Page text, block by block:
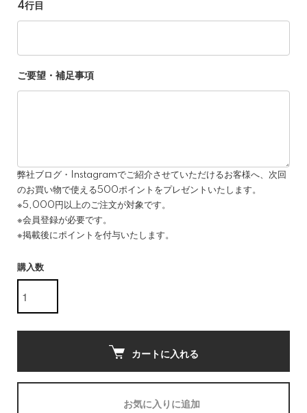
4行目
ご要望・補足事項
弊社ブログ・Instagramでご紹介させていただけるお客様へ、次回
のお買い物で使える500ポイントをプレゼントいたします。
※5,000円以上のご注文が対象です。
※会員登録が必要です。
※掲載後にポイントを付与いたします。
購入数
カートに入れる
お気に入りに追加